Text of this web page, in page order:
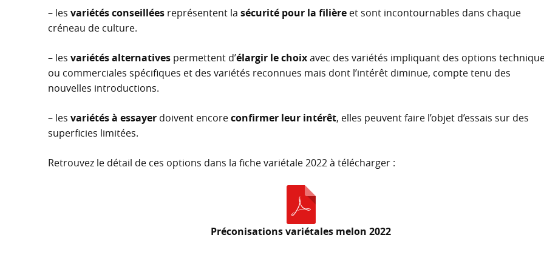
– lesvariétés conseillées représentent lasécurité pour la filière et sont incontournables dans chaque
créneau de culture.
– lesvariétés alternatives permettent d’élargir le choixavec des variétés impliquant des options
ou commerciales spécifiques et des variétés reconnues mais dont l’intérêt diminue, compte tenu des
nouvelles introductions.
– lesvariétés à essayer doivent encoreconfirmer leur intérêt, elles peuvent faire l’objet d’essais sur des
superficies limitées.
Retrouvez le détail de ces options dans la fiche variétale 2022 à télécharger :
Préconisations variétales melon 2022